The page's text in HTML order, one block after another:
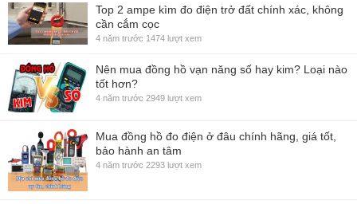
Top 2 ampe kìm đo điện trở đất chính xác, không
cần cắm cọc
4 năm trước 1474 lượt xem
Nên mua đồng hồ vạn năng số hay kim? Loại nào
tốt hơn?
4 năm trước 2949 lượt xem
Mua đồng hồ đo điện ở đâu chính hãng, giá tốt,
bảo hành an tâm
4 năm trước 2293 lượt xem